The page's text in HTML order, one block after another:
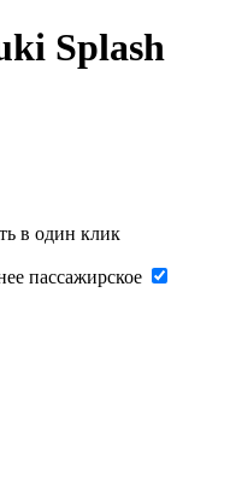
Splash
в один клик
пассажирское